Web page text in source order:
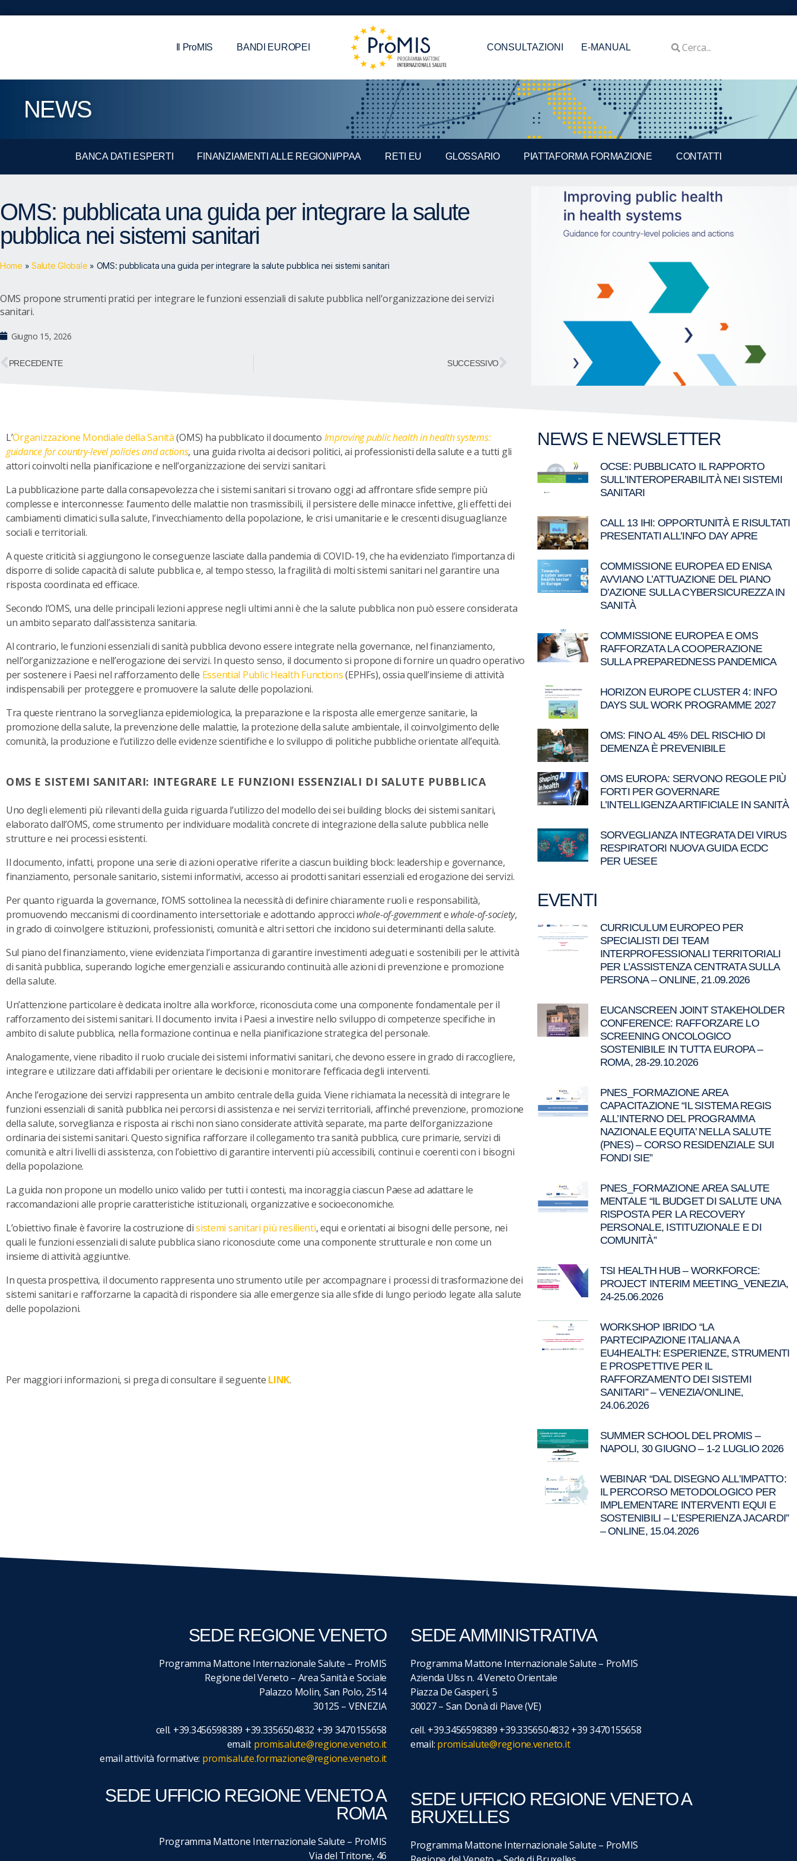
Il ProMIS BANDI EUROPEI CONSULTAZIONI E-MANUAL
NEWS
BANCA DATI ESPERTI FINANZIAMENTI ALLE REGIONI/PPAA RETI EU GLOSSARIO PIATTAFORMA FORMAZIONE CONTATTI
OMS: pubblicata una guida per integrare la salute
pubblica nei sistemi sanitari
Home »Salute Globale » OMS: pubblicata una guida per integrare la salute pubblica nei sistemi sanitari
OMS propone strumenti pratici per integrare le funzioni essenziali di salute pubblica nell'organizzazione dei servizi
sanitari.
Giugno 15, 2026
PRECEDENTE SUCCESSIVO
L’Organizzazione Mondiale della Sanità(OMS) ha pubblicato il documento Improving public health in health systems:
guidance for country-level policies and actions, una guida rivolta ai decisori politici, ai professionisti della salute e a tutti gli
attori coinvolti nella pianificazione e nell’organizzazione dei servizi sanitari.
La pubblicazione parte dalla consapevolezza che i sistemi sanitari si trovano oggi ad affrontare sfide sempre più
complesse e interconnesse: l’aumento delle malattie non trasmissibili, il persistere delle minacce infettive, gli effetti dei
cambiamenti climatici sulla salute, l’invecchiamento della popolazione, le crisi umanitarie e le crescenti disuguaglianze
sociali e territoriali.
A queste criticità si aggiungono le conseguenze lasciate dalla pandemia di COVID-19, che ha evidenziato l’importanza di
disporre di solide capacità di salute pubblica e, al tempo stesso, la fragilità di molti sistemi sanitari nel garantire una
risposta coordinata ed efficace.
Secondo l’OMS, una delle principali lezioni apprese negli ultimi anni è che la salute pubblica non può essere considerata
un ambito separato dall’assistenza sanitaria.
Al contrario, le funzioni essenziali di sanità pubblica devono essere integrate nella governance, nel finanziamento,
nell’organizzazione e nell’erogazione dei servizi. In questo senso, il documento si propone di fornire un quadro operativo
per sostenere i Paesi nel rafforzamento delle Essential Public Health Functions(EPHFs), ossia quell’insieme di attività
indispensabili per proteggere e promuovere la salute delle popolazioni.
Tra queste rientrano la sorveglianza epidemiologica, la preparazione e la risposta alle emergenze sanitarie, la
promozione della salute, la prevenzione delle malattie, la protezione della salute ambientale, il coinvolgimento delle
comunità, la produzione e l’utilizzo delle evidenze scientifiche e lo sviluppo di politiche pubbliche orientate all’equità.
OMS E SISTEMI SANITARI: INTEGRARE LE FUNZIONI ESSENZIALI DI SALUTE PUBBLICA
Uno degli elementi più rilevanti della guida riguarda l’utilizzo del modello dei sei building blocks dei sistemi sanitari,
elaborato dall’OMS, come strumento per individuare modalità concrete di integrazione della salute pubblica nelle
strutture e nei processi esistenti.
Il documento, infatti, propone una serie di azioni operative riferite a ciascun building block: leadership e governance,
finanziamento, personale sanitario, sistemi informativi, accesso ai prodotti sanitari essenziali ed erogazione dei servizi.
Per quanto riguarda la governance, l’OMS sottolinea la necessità di definire chiaramente ruoli e responsabilità,
promuovendo meccanismi di coordinamento intersettoriale e adottando approcci whole-of-governmente whole-of-society,
in grado di coinvolgere istituzioni, professionisti, comunità e altri settori che incidono sui determinanti della salute.
Sul piano del finanziamento, viene evidenziata l’importanza di garantire investimenti adeguati e sostenibili per le attività
di sanità pubblica, superando logiche emergenziali e assicurando continuità alle azioni di prevenzione e promozione
della salute.
Un’attenzione particolare è dedicata inoltre alla workforce, riconosciuta come una componente fondamentale per il
rafforzamento dei sistemi sanitari. Il documento invita i Paesi a investire nello sviluppo di competenze specifiche in
ambito di salute pubblica, nella formazione continua e nella pianificazione strategica del personale.
Analogamente, viene ribadito il ruolo cruciale dei sistemi informativi sanitari, che devono essere in grado di raccogliere,
integrare e utilizzare dati affidabili per orientare le decisioni e monitorare l’efficacia degli interventi.
Anche l’erogazione dei servizi rappresenta un ambito centrale della guida. Viene richiamata la necessità di integrare le
funzioni essenziali di sanità pubblica nei percorsi di assistenza e nei servizi territoriali, affinché prevenzione, promozione
della salute, sorveglianza e risposta ai rischi non siano considerate attività separate, ma parte dell’organizzazione
ordinaria dei sistemi sanitari. Questo significa rafforzare il collegamento tra sanità pubblica, cure primarie, servizi di
comunità e altri livelli di assistenza, con l’obiettivo di garantire interventi più accessibili, continui e coerenti con i bisogni
della popolazione.
La guida non propone un modello unico valido per tutti i contesti, ma incoraggia ciascun Paese ad adattare le
raccomandazioni alle proprie caratteristiche istituzionali, organizzative e socioeconomiche.
L’obiettivo finale è favorire la costruzione disistemi sanitari più resilienti, equi e orientati ai bisogni delle persone, nei
quali le funzioni essenziali di salute pubblica siano riconosciute come una componente strutturale e non come un
insieme di attività aggiuntive.
In questa prospettiva, il documento rappresenta uno strumento utile per accompagnare i processi di trasformazione dei
sistemi sanitari e rafforzarne la capacità di rispondere sia alle emergenze sia alle sfide di lungo periodo legate alla salute
delle popolazioni.
Per maggiori informazioni, si prega di consultare il seguente LINK.
NEWS E NEWSLETTER
OCSE: PUBBLICATO IL RAPPORTO
SULL’INTEROPERABILITÀ NEI SISTEMI
SANITARI
CALL 13 IHI: OPPORTUNITÀ E RISULTATI
PRESENTATI ALL’INFO DAY APRE
COMMISSIONE EUROPEA ED ENISA
AVVIANO L’ATTUAZIONE DEL PIANO
D’AZIONE SULLA CYBERSICUREZZA IN
SANITÀ
COMMISSIONE EUROPEA E OMS
RAFFORZATA LA COOPERAZIONE
SULLA PREPAREDNESS PANDEMICA
HORIZON EUROPE CLUSTER 4: INFO
DAYS SUL WORK PROGRAMME 2027
OMS: FINO AL 45% DEL RISCHIO DI
DEMENZA È PREVENIBILE
OMS EUROPA: SERVONO REGOLE PIÙ
FORTI PER GOVERNARE
L’INTELLIGENZA ARTIFICIALE IN SANITÀ
SORVEGLIANZA INTEGRATA DEI VIRUS
RESPIRATORI NUOVA GUIDA ECDC
PER UESEE
EVENTI
CURRICULUM EUROPEO PER
SPECIALISTI DEI TEAM
INTERPROFESSIONALI TERRITORIALI
PER L’ASSISTENZA CENTRATA SULLA
PERSONA – ONLINE, 21.09.2026
EUCANSCREEN JOINT STAKEHOLDER
CONFERENCE: RAFFORZARE LO
SCREENING ONCOLOGICO
SOSTENIBILE IN TUTTA EUROPA –
ROMA, 28-29.10.2026
PNES_FORMAZIONE AREA
CAPACITAZIONE “IL SISTEMA REGIS
ALL’INTERNO DEL PROGRAMMA
NAZIONALE EQUITA’ NELLA SALUTE
(PNES) – CORSO RESIDENZIALE SUI
FONDI SIE”
PNES_FORMAZIONE AREA SALUTE
MENTALE “IL BUDGET DI SALUTE UNA
RISPOSTA PER LA RECOVERY
PERSONALE, ISTITUZIONALE E DI
COMUNITÀ”
TSI HEALTH HUB – WORKFORCE:
PROJECT INTERIM MEETING_VENEZIA,
24-25.06.2026
WORKSHOP IBRIDO “LA
PARTECIPAZIONE ITALIANA A
EU4HEALTH: ESPERIENZE, STRUMENTI
E PROSPETTIVE PER IL
RAFFORZAMENTO DEI SISTEMI
SANITARI” – VENEZIA/ONLINE,
24.06.2026
SUMMER SCHOOL DEL PROMIS –
NAPOLI, 30 GIUGNO – 1-2 LUGLIO 2026
WEBINAR “DAL DISEGNO ALL’IMPATTO:
IL PERCORSO METODOLOGICO PER
IMPLEMENTARE INTERVENTI EQUI E
SOSTENIBILI – L’ESPERIENZA JACARDI”
– ONLINE, 15.04.2026
SEDE REGIONE VENETO
Programma Mattone Internazionale Salute – ProMIS
Regione del Veneto – Area Sanità e Sociale
Palazzo Molin, San Polo, 2514
30125 – VENEZIA
cell. +39.3456598389 +39.3356504832 +39 3470155658
email: promisalute@regione.veneto.it
email attività formative: promisalute.formazione@regione.veneto.it
SEDE UFFICIO REGIONE VENETO A
ROMA
Programma Mattone Internazionale Salute – ProMIS
Via del Tritone, 46
SEDE AMMINISTRATIVA
Programma Mattone Internazionale Salute – ProMIS
Azienda Ulss n. 4 Veneto Orientale
Piazza De Gasperi, 5
30027 – San Donà di Piave (VE)
cell. +39.3456598389 +39.3356504832 +39 3470155658
email: promisalute@regione.veneto.it
SEDE UFFICIO REGIONE VENETO A
BRUXELLES
Programma Mattone Internazionale Salute – ProMIS